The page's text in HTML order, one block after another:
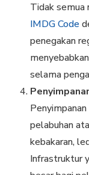
Tidak semua
IMDG Code
penegakan
selama
pelabuhan
kebakaran,
Infrastruktur